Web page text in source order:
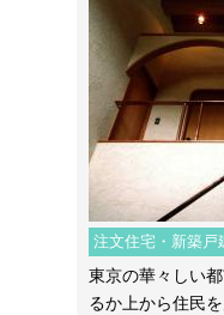
注文住宅・新築戸
東京の華々しい
るか上から住民